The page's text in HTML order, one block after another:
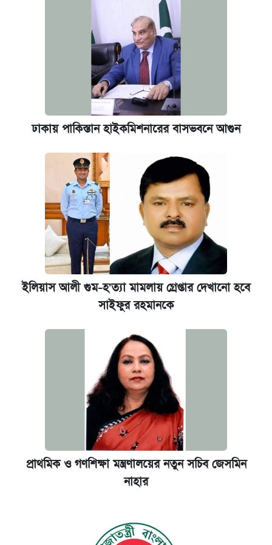
আজকের বাজারে স্বর্ণ-রুপার দাম (৫ আগস্ট)
ঢাকায় পাকিস্তান হাইকমিশনারের বাসভবনে আগুন
ইলিয়াস আলী গুম-হ'ত্যা মামলায় গ্রেপ্তার দেখানো হবে
সাইফুর রহমানকে
প্রাথমিক ও গণশিক্ষা মন্ত্রণালয়ের নতুন সচিব জেসমিন
নাহার